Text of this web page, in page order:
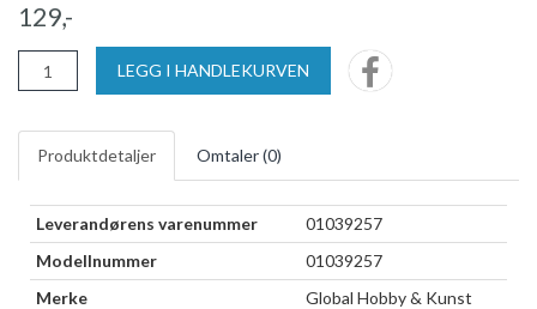
129,-
LEGG I HANDLEKURVEN
Produktdetaljer Omtaler (0)
Leverandørens varenummer
01039257
Modellnummer
01039257
Merke
Global Hobby & Kunst